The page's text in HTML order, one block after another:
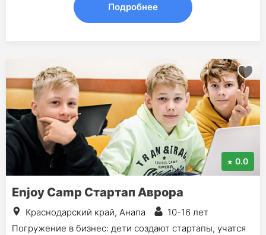
Подробнее
0.0
Enjoy Camp Стартап Аврора
Краснодарский край, Анапа
10-16 лет
Погружение в бизнес: дети создают стартапы, учатся